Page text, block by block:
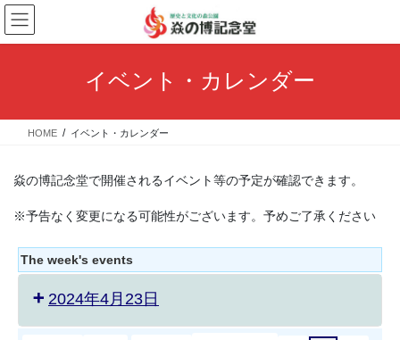
コ
ン
テ
ス
ナ
ビ
ゲ
ン
イベント・カレンダー
HOME イベント・カレンダー
焱の博記念堂で開催されるイベント等の予定が確認できます。
※予告なく変更になる可能性がございます。予めご了承ください
The week's events
2024年4月23日